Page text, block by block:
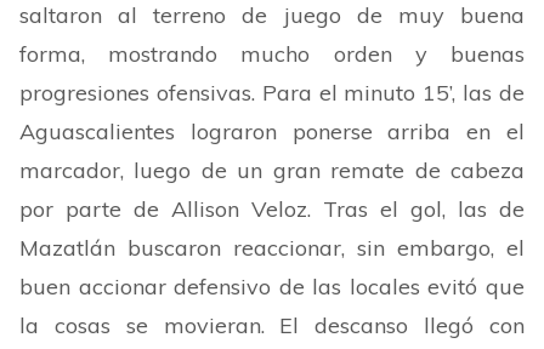
saltaron al terreno de juego de muy buena
forma, mostrando mucho orden y buenas
progresiones ofensivas. Para el minuto 15’, las de
Aguascalientes lograron ponerse arriba en el
marcador, luego de un gran remate de cabeza
por parte de Allison Veloz. Tras el gol, las de
Mazatlán buscaron reaccionar, sin embargo, el
buen accionar defensivo de las locales evitó que
la cosas se movieran. El descanso llegó con